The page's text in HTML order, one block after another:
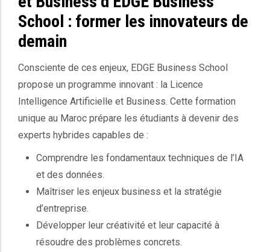
School : former les innovateurs de
demain
Consciente de ces enjeux, EDGE Business School
propose un programme innovant : la Licence
Intelligence Artificielle et Business. Cette formation
unique au Maroc prépare les étudiants à devenir des
experts hybrides capables de :
Comprendre les fondamentaux techniques de l’IA
et des données.
Maîtriser les enjeux business et la stratégie
d’entreprise.
Développer leur créativité et leur capacité à
résoudre des problèmes concrets.